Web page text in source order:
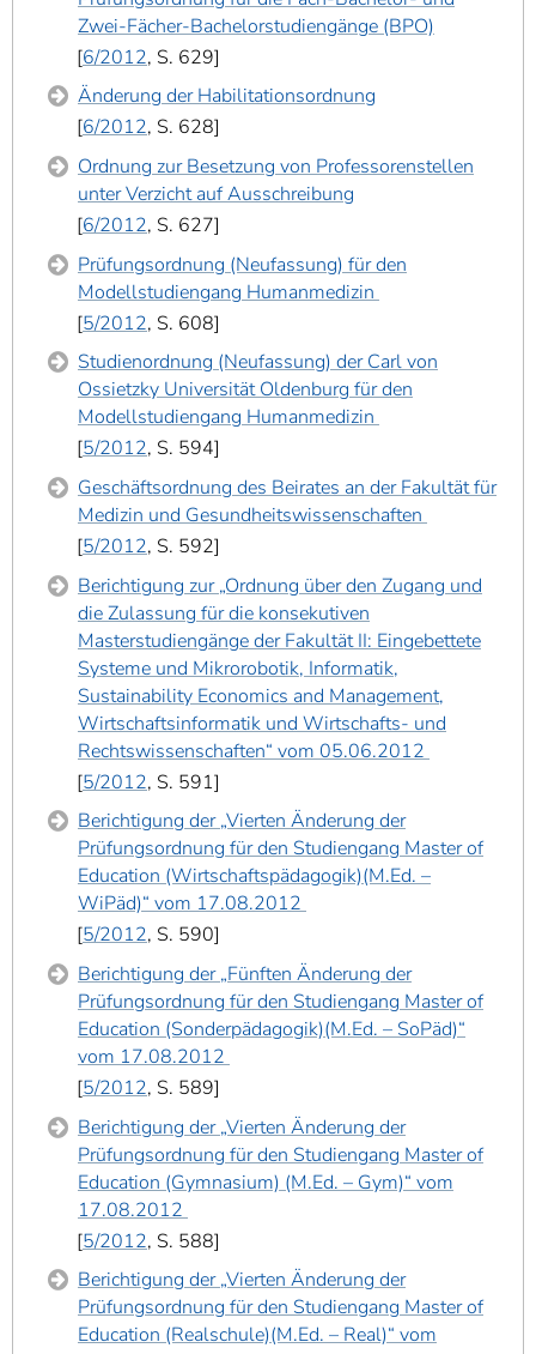
Zwei-Fächer-Bachelorstudiengänge (BPO)
6/2012, S. 629
Änderung der Habilitationsordnung
6/2012, S. 628
Ordnung zur Besetzung von Professorenstellen
unter Verzicht auf Ausschreibung
6/2012, S. 627
Prüfungsordnung (Neufassung) für den
Modellstudiengang Humanmedizin
5/2012, S. 608
Studienordnung (Neufassung) der Carl von
Ossietzky Universität Oldenburg für den
Modellstudiengang Humanmedizin
5/2012, S. 594
Geschäftsordnung des Beirates an der Fakultät für
Medizin und Gesundheitswissenschaften
5/2012, S. 592
Berichtigung zur „Ordnung über den Zugang und
die Zulassung für die konsekutiven
Masterstudiengänge der Fakultät II: Eingebettete
Systeme und Mikrorobotik, Informatik,
Sustainability Economics and Management,
Wirtschaftsinformatik und Wirtschafts- und
Rechtswissenschaften“ vom 05.06.2012
5/2012, S. 591
Berichtigung der „Vierten Änderung der
Prüfungsordnung für den Studiengang Master of
Education (Wirtschaftspädagogik)(M.Ed. –
WiPäd)“ vom 17.08.2012
5/2012, S. 590
Berichtigung der „Fünften Änderung der
Prüfungsordnung für den Studiengang Master of
Education (Sonderpädagogik)(M.Ed. – SoPäd)“
vom 17.08.2012
5/2012, S. 589
Berichtigung der „Vierten Änderung der
Prüfungsordnung für den Studiengang Master of
Education (Gymnasium) (M.Ed. – Gym)“ vom
17.08.2012
5/2012, S. 588
Berichtigung der „Vierten Änderung der
Prüfungsordnung für den Studiengang Master of
Education (Realschule)(M.Ed. – Real)“ vom